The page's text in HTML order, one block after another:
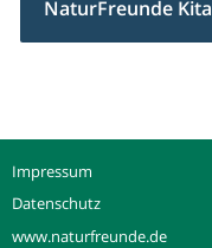
NaturFreunde Kita
Impressum
Datenschutz
www.naturfreunde.de